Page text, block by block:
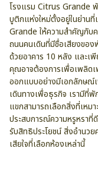
โรงแรม Citrus Grande
บูติกแห่งใหม่ตั้งอยู่ในย่าน
Grande ให้ความสำคัญกับ
ถนนคนเดินที่มีชื่อเสียงขอ
ด้วยอาคาร 10 หลัง และเ
คุณอาจต้องการเพื่อเพลิด
ออกแบบอย่างมีเอกลักษณ์
เดินทางเพื่อธุรกิจ เรามีที่
แขกสามารถเลือกสิ่งที่เห
ประสบการณ์ความหรูหราที่
รับสิทธิประโยชน์ สิ่งอำนวย
เสียใจที่เลือกห้องเหล่านี้